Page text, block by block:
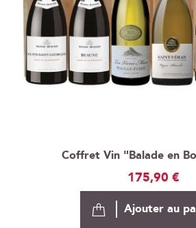
Coffret Vin "Balade en
175,90 €
Ajouter au